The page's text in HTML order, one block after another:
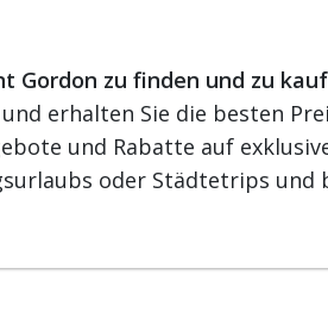
Gordon zu finden und zu
erhalten Sie die besten
und Rabatte auf
oder Städtetrips und